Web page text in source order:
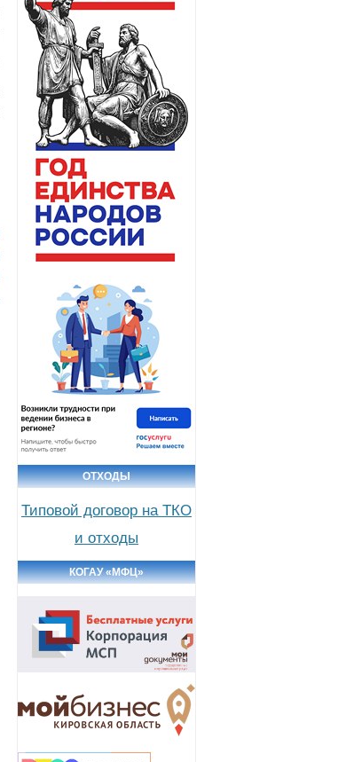
ОТХОДЫ
Типовой договор на ТКО
и отходы
КОГАУ «МФЦ»